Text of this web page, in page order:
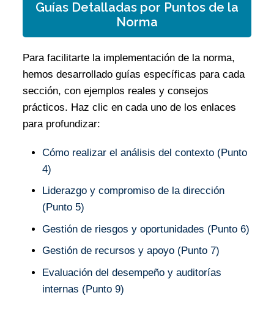
Guías Detalladas por Puntos de la
Norma
Para facilitarte la implementación de la norma,
hemos desarrollado guías específicas para cada
sección, con ejemplos reales y consejos
prácticos. Haz clic en cada uno de los enlaces
para profundizar:
Cómo realizar el análisis del contexto (Punto
4)
Liderazgo y compromiso de la dirección
(Punto 5)
Gestión de riesgos y oportunidades (Punto 6)
Gestión de recursos y apoyo (Punto 7)
Evaluación del desempeño y auditorías
internas (Punto 9)